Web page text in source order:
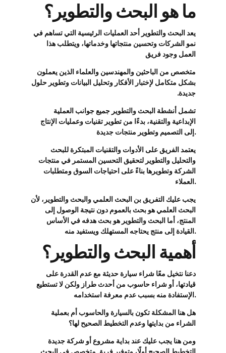
ما هو البحث والتطوير؟
يعد البحث والتطوير أحد العمليات الرئيسية التي تساهم في
نمو الشركات وتحسين منتجاتها وخدماتها، ويتطلب هذا
العمل وجود فريق
متخصص من الباحثين والمهندسين والعلماء الذين يعملون
بشكل متكامل لإختبار الأفكار وتحليل البيانات وتطوير حلول
جديدة.
تشمل أنشطة البحث والتطوير جميع جوانب العملية
الإبداعية والتقنية، بدءًا من تطوير تقنيات وعمليات الإنتاج
إلى التصميم وتطوير منتجات جديدة.
والتحليل والتطوير لتحقيق التحسين المستمر في منتجات
الشركة وتطويرها بناءً على احتياجات السوق ومتطلبات
العملاء.
يجب عليك التفريق بن البحث العلمي والبحث والتطوير، لأن
البحث العلمي هو بحث بالعموم دون نتيجة الوصول إلى
المنتج، أما البحث والتطوير هو بحث هدفه في الأساس
القيادة إلى منتج يحتاجه المستهلك ويستفيد منه.
أهمية البحث والتطوير؟
دعنا نتخيل معًا شراء سيارة حديثة مع عدم القدرة على
قيادتها، أو شراء حاسوب من أحدث طراز ولكن لا تستطيع
الإستفادة منه بسبب عدم معرفة استخدامه.
هل هنا المشكلة تكون بالسيارة والحاسوب أم بعملية
الشراء من بدايتها وعدم التخطيط الصحيح لها؟
ومن هنا يجب عليك عند بداية مشروع أو شركة جديدة